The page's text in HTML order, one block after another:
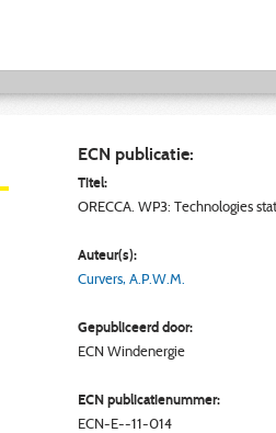
ECN publicatie:
Titel:
ORECCA. WP3: Technologies
Auteur(s):
Curvers, A.P.W.M.
Gepubliceerd door:
ECN Windenergie
ECN publicatienummer:
ECN-E--11-014